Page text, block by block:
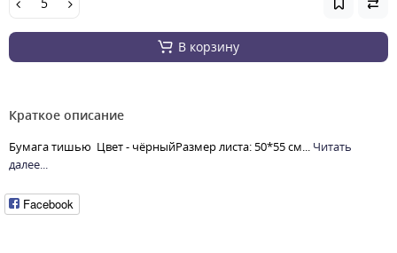
В корзину
Краткое описание
Бумага тишью Цвет - чёрныйРазмер листа: 50*55 см... Читать
далее...
Facebook